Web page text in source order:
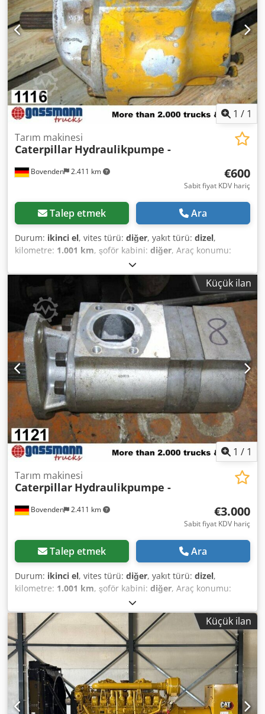
1 / 1
Bovenden 2.411 km
Tarım makinesi
Caterpillar Hydraulikpumpe -
€600
Sabit fiyat KDV hariç
Talep etmek Ara
Durum: ikinci el, vites türü: diğer, yakıt türü: dizel,
kilometre: 1.001 km, şoför kabini: diğer, Araç konumu:
Bovenden, Dcedpfsi Rn Uqjx Altsk Üst yapı: hidrolik pompa
KULLANILMIŞ No.: 4728J7392 AKSESUAR BİLGİLERİ
GARANTİSİZ, değişiklikler, ara satış ve hatalar saklıdır!Küçük ilan
1 / 1
Bovenden 2.411 km
Tarım makinesi
Caterpillar Hydraulikpumpe -
€3.000
Sabit fiyat KDV hariç
Talep etmek Ara
Durum: ikinci el, vites türü: diğer, yakıt türü: dizel,
kilometre: 1.001 km, şoför kabini: diğer, Araç konumu:
Bovenden, Üst yapı: Hidrolik pompa KULLANILMIŞ No.:
10759J8766 AKSESUAR BİLGİLERİ GARANTİSİZ, değişiklik,
ara satış ve hatalar saklıdır! Djdpfx Alsi RpbdotsckKüçük ilan